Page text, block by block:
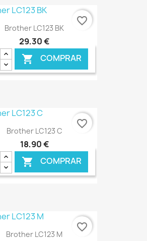
€ ONLINE
Brother LC123 BK
29,30 €
 COMPRAR
€ ONLINE
favorite_border
Brother LC123 C
18,90 €
 COMPRAR
€ ONLINE
favorite_border
Brother LC123 M
favorite_border